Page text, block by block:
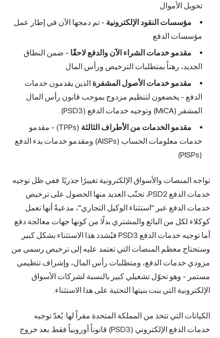
تحويل الأموال
مؤسسات النقود الإلكترونية - تم دمجها الآن في إطار عمل
مؤسسات الدفع
مقدمو خدمات الشراء الآن والدفع لاحقًا - ضمن النطاق
الجديد، رهناً بمتطلبات الترخيص ورأس المال
مقدمو خدمات الأصول المشفرة الذين يقدمون خدمات
الدفع - يخضعون لتنظيم مزدوج بموجب قانون رأس المال
المشفر (MiCA) وتوجيه خدمات الدفع (PSD3).
مقدمو الخدمات من الأطراف الثالثة
(TPPs) - مقدمو
خدمات معلومات الحساب (AISPs) ومقدمو خدمات بدء الدفع
(PISPs)
تواجه المنصات والأسواق الإلكترونية تغييرًا جذريًا. ففي ظل توجيه
خدمات الدفع PSD2، تجنّب العديد منها الحصول على ترخيص
خدمات الدفع عبر "استثناء الوكيل التجاري"، مدعيةً أنها تعمل
كوكلاء لكل من البائع والمشتري بدلًا من كونها جهات معالجة دفع.
أما توجيه خدمات الدفع PSD3 فيُشدد هذا الاستثناء بشكل كبير.
وستحتاج معظم المنصات التي تعتمد عليه إلى ترخيص رسمي من
مزودي خدمات الدفع، ومتطلبات رأس المال، وإشراف تنظيمي
مستمر - وهو تحوّل تشغيلي كبير بالنسبة لشركات الأسواق
الإلكترونية التي بنت بنيتها التحتية على هذا الاستثناء.
الكيانات التي تتخذ من المملكة المتحدة مقراً لها: يُعدّ توجيه
خدمات الدفع الإلكتروني (PSD3) قانوناً أوروبياً فقط. بعد خروج